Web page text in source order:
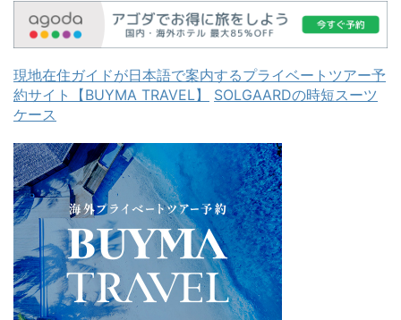
現地在住ガイドが日本語で案内するプライベートツアー予
約サイト【BUYMA TRAVEL】
SOLGAARDの時短スーツ
ケース